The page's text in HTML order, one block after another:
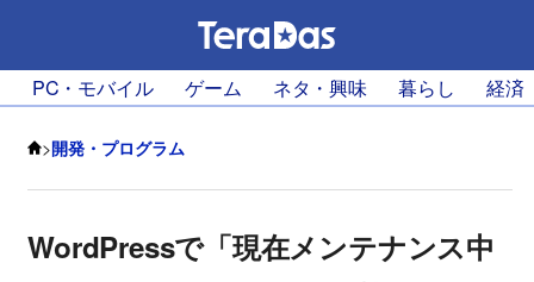
PC・モバイル ゲーム ネタ・興味 暮らし 経済
>開発・プログラム
WordPressで「現在メンテナンス中